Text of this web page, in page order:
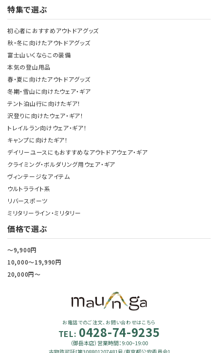
特集で選ぶ
初心者におすすめアウトドアグッズ
秋・冬に向けたアウトドアグッズ
富士山いくならこの装備
本気の登山用品
春・夏に向けたアウトドアグッズ
冬期・雪山に向けたウェア・ギア
テント泊山行に向けたギア！
沢登りに向けたウェア・ギア！
トレイルラン向けウェア・ギア！
キャンプに向けたギア！
デイリーユースにもおすすめなアウトドアウェア・ギア
クライミング・ボルダリング用ウェア・ギア
ヴィンテージなアイテム
ウルトラライト系
リバースポーツ
ミリタリーライン・ミリタリー
価格で選ぶ
～9,900円
10,000～19,990円
20,000円～
お電話でのご注文、お問い合わせはこちら
TEL: 0428-74-9235
（御岳本店）営業時間：9:00~19:00
古物許可証[第308801207481号/東京都公安委員会]